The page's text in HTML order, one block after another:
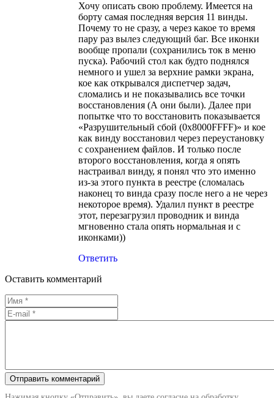
Хочу описать свою проблему. Имеется на
борту самая последняя версия 11 винды.
Почему то не сразу, а через какое то время
пару раз вылез следующий баг. Все иконки
вообще пропали (сохранились ток в меню
пуска). Рабочий стол как будто поднялся
немного и ушел за верхние рамки экрана,
кое как открывался диспетчер задач,
сломались и не показывались все точки
восстановления (А они были). Далее при
попытке что то восстановить показывается
«Разрушительный сбой (0х8000FFFF)» и кое
как винду восстановил через переустановку
с сохранением файлов. И только после
второго восстановления, когда я опять
настраивал винду, я понял что это именно
из-за этого пункта в реестре (сломалась
наконец то винда сразу после него а не через
некоторое время). Удалил пункт в реестре
этот, перезагрузил проводник и винда
мгновенно стала опять нормальная и с
иконками))
Ответить
Оставить комментарий